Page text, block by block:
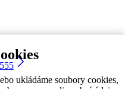
ukládáme soubory cookies,